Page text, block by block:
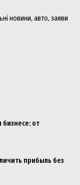
новини, авто, заяви
бизнесе: от
прибыль без